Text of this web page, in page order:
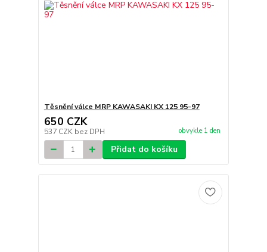
Těsnění válce MRP KAWASAKI KX 125 95-97
650 CZK
537 CZK bez DPH obvykle 1 den
Přidat do košíku